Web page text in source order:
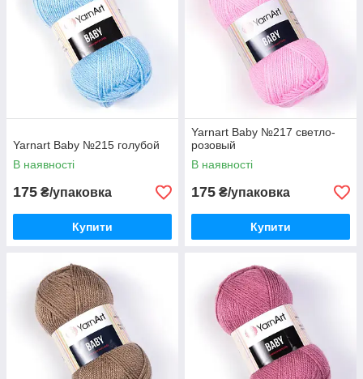
Yarnart Baby №215 голубой
В наявності
175 ₴/упаковка
Купити
Yarnart Baby №217 светло-
розовый
В наявності
175 ₴/упаковка
Купити